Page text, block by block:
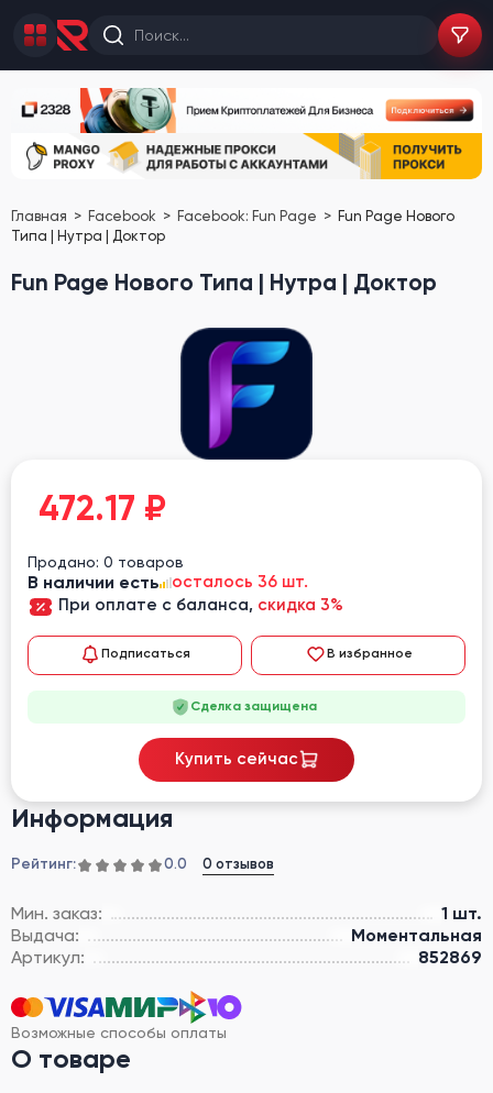
Главная Facebook Facebook: Fun Page
Fun Page Нового
Типа | Нутра | Доктор
Fun Page Нового Типа | Нутра | Доктор
Информация
Рейтинг: 0.0 0 отзывов
Мин. заказ:
1 шт.
Выдача:
Моментальная
Артикул:
852869
Возможные способы оплаты
О товаре
472.17 ₽
Продано: 0 товаров
В наличии есть
осталось 36 шт.
При оплате с баланса, скидка 3%
Подписаться В избранное
Сделка защищена
Купить сейчас